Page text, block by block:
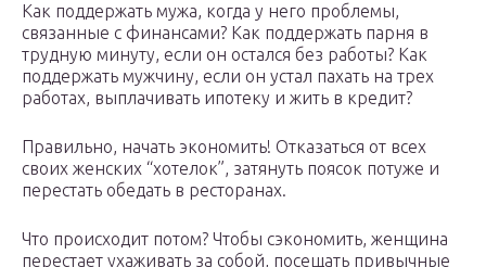
Как поддержать мужа, когда у него проблемы,
связанные с финансами? Как поддержать парня в
трудную минуту, если он остался без работы? Как
поддержать мужчину, если он устал пахать на трех
работах, выплачивать ипотеку и жить в кредит?
Правильно, начать экономить! Отказаться от всех
своих женских “хотелок”, затянуть поясок потуже и
перестать обедать в ресторанах.
Что происходит потом? Чтобы сэкономить, женщина
перестает ухаживать за собой, посещать привычные